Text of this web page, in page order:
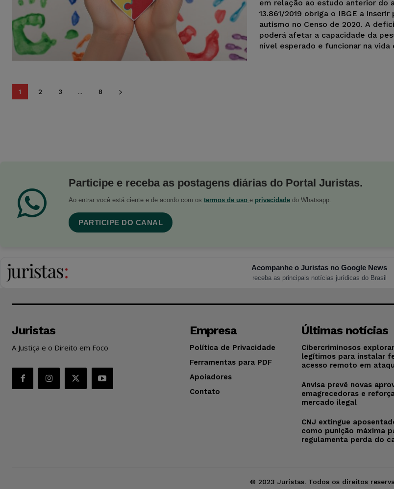
em relação ao estudo anterior do
13.861/2019 obriga o IBGE a
autismo no Censo de 2020. A
poderá afetar a capacidade da
nível esperado e funcionar na vida
1 2 3 ... 8
Participe e receba as postagens diárias do Portal Juristas.
Ao entrar você está ciente e de acordo com os termos de uso e privacidade do Whatsapp.
PARTICIPE DO CANAL
Acompanhe o Juristas no Google News
receba as principais notícias jurídicas do Brasil
Juristas
A Justiça e o Direito em Foco
Empresa
Política de Privacidade
Ferramentas para PDF
Apoiadores
Contato
Últimas notícias
Cibercriminosos
legítimos para instalar
acesso remoto em
Anvisa prevê novas
emagrecedoras e
mercado ilegal
CNJ extingue
como punição máxima
regulamenta perda do
© 2023 Juristas. Todos os direitos